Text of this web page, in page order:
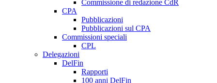
Commissione di redazione CdR
CPA
Pubblicazioni
Pubblicazioni sul CPA
Commissioni speciali
CPL
Delegazioni
DelFin
Rapporti
100 anni DelFin